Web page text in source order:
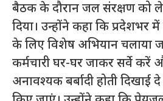
बैठक के दौरान जल संरक्षण को
दिया। उन्होंने कहा कि प्रदेशभर में
के लिए विशेष अभियान चलाया
कर्मचारी घर-घर जाकर सर्वे करें
अनावश्यक बर्बादी होती दिखाई